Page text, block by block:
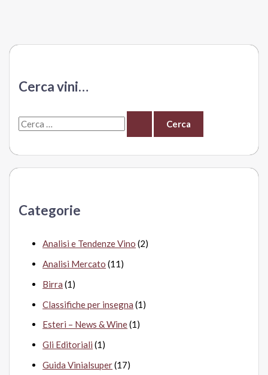
uno
a
cestelli
Cerca vini…
C
r
:Categorie
Analisi e Tendenze Vino (2)
Analisi Mercato (11)
Birra (1)
Classifiche per insegna (1)
Esteri – News & Wine(1)
Gli Editoriali (1)
Guida Vinialsuper(17)